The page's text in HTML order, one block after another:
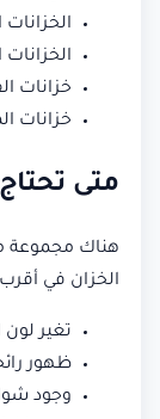
الخزانات
الخزانات
خزانات
خزانات
متى
هناك مجموعة
الخزان في
تغير لون
ظهور
وجود